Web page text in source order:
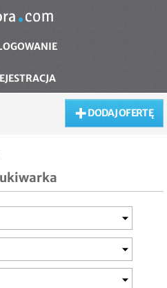
DODAJ OFERTĘ